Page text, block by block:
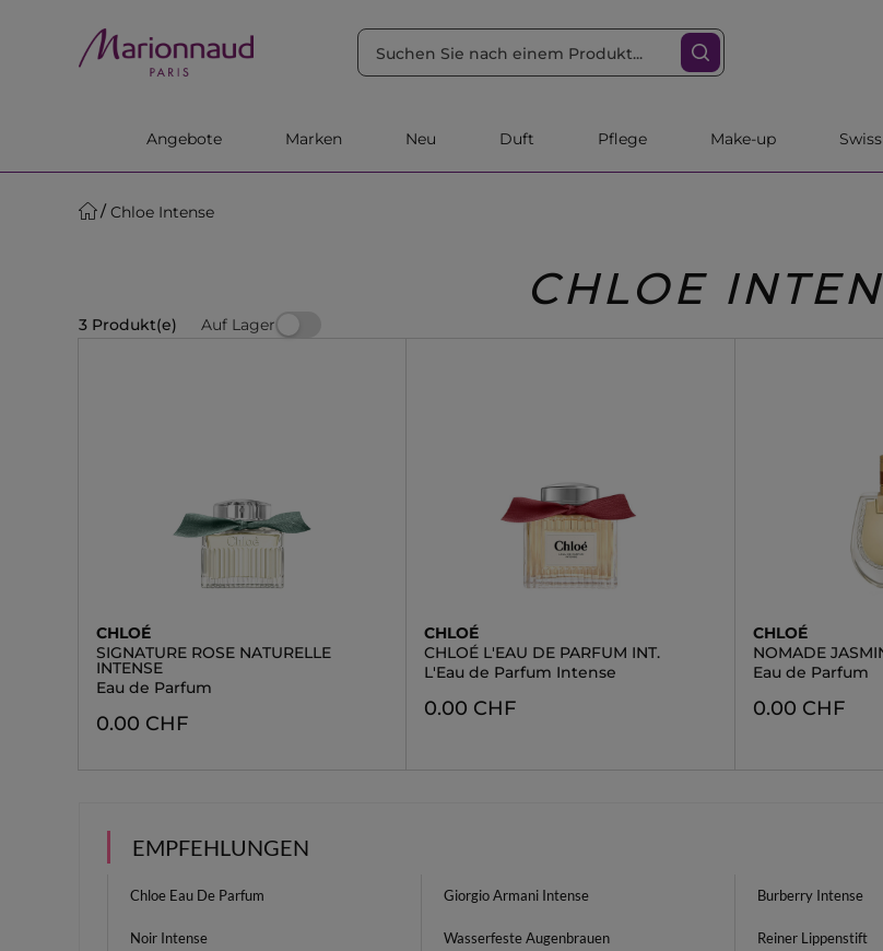
Angebote Marken Neu Duft Pflege Make-up
Chloe Intense
CHLOE
3 Produkt(e) Auf Lager
CHLOÉ
SIGNATURE ROSE NATURELLE
INTENSE
Eau de Parfum
0.00 CHF
CHLOÉ
CHLOÉ L'EAU DE PARFUM INT.
L'Eau de Parfum Intense
0.00 CHF
CHLOÉ
NOMADE
Eau de Parfum
0.00 CHF
EMPFEHLUNGEN
Chloe Eau De Parfum Giorgio Armani Intense Burberry Intense
Noir Intense Wasserfeste Augenbrauen Reiner Lippenstift